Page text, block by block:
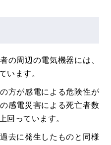
の周辺の電気機器には、
います。
方が感電による危険性が
感電災害による死亡者数
回っています。
去に発生したものと同様